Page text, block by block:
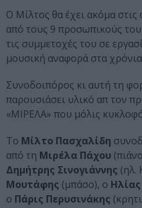
Ο Μίλτος θα έχει ακόμα
από τους 9 προσωπικούς
τις συμμετοχές του σε
μουσική αναφορά στα
Συνοδοιπόρος κι αυτή τη
παρουσιάσει υλικό απ τον
«ΜΙΡΕΛΑ» που μόλις
Το Μίλτο Πασχαλίδη
από τη Μιρέλα Πάχου
Δημήτρης Σινογιάννης (ηλ.
Μουτάφης (μπάσο), ο
ο Πάρις Περυσινάκης